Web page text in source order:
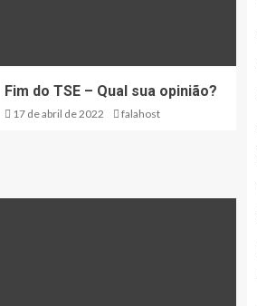
Fim do TSE – Qual sua opinião?
17 de abril de 2022 falahost